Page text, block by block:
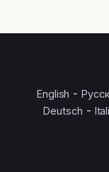
English -
Deutsch -